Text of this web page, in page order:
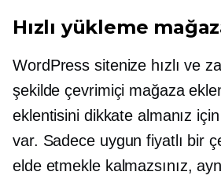
Hızlı yükleme
WordPress sitenize hızlı ve
şekilde çevrimiçi mağaza
eklentisini dikkate almanız
var. Sadece uygun fiyatlı bir
elde etmekle kalmazsınız,